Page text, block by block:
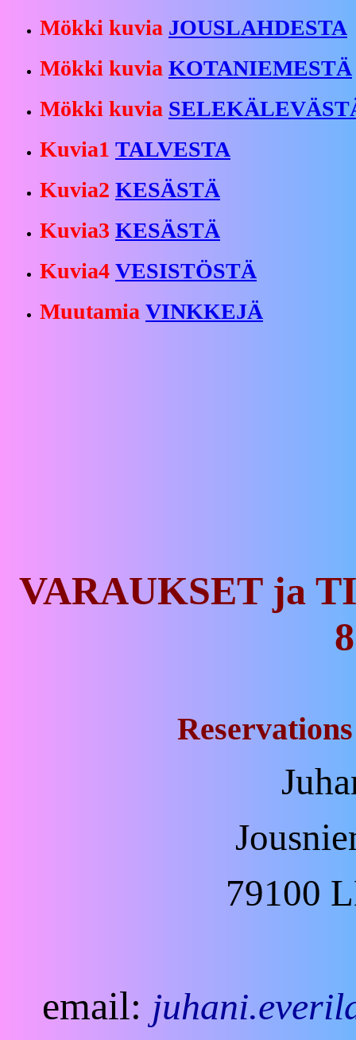
Mökki kuvia JOUSLAHDESTA
Mökki kuvia KOTANIEMESTÄ
Mökki kuvia
Kuvia1 TALVESTA
Kuvia2 KESÄSTÄ
Kuvia3 KESÄSTÄ
Kuvia4 VESISTÖSTÄ
Muutamia VINKKEJÄ
VARAUKSET ja
79100
email: